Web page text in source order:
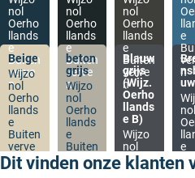
nol
Oerho
llands
e
Buiten
verve
n
nol
Oerho
llands
e
Buiten
verve
n
nol
Oerho
llands
e
Buiten
verve
n
e
n
Beige
Wijzo
nol
Oerho
llands
e
Buiten
verve
n
beton
grijs
Wijzo
nol
Oerho
llands
e
Buiten
verve
n
Blauw
grijs
(Wijz.
Oerho
llands
e B)
Wijzo
nol
Oerho
llands
uw
nol
e
Dit vinden onze klanten